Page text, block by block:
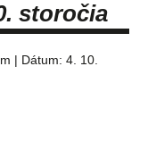
storočia
| Dátum: 4. 10.